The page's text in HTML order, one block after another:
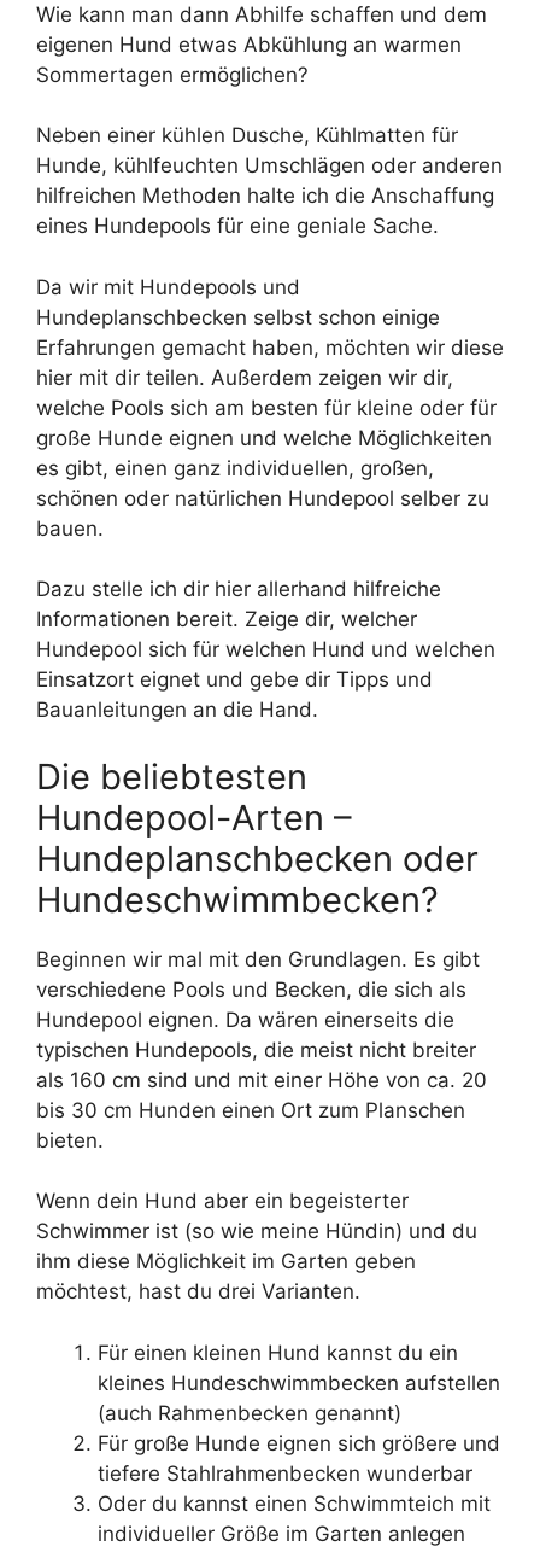
Wie kann man dann Abhilfe schaffen und dem
eigenen Hund etwas Abkühlung an warmen
Sommertagen ermöglichen?
Neben einer kühlen Dusche, Kühlmatten für
Hunde, kühlfeuchten Umschlägen oder anderen
hilfreichen Methoden halte ich die Anschaffung
eines Hundepools für eine geniale Sache.
Da wir mit Hundepools und
Hundeplanschbecken selbst schon einige
Erfahrungen gemacht haben, möchten wir diese
hier mit dir teilen. Außerdem zeigen wir dir,
welche Pools sich am besten für kleine oder für
große Hunde eignen und welche Möglichkeiten
es gibt, einen ganz individuellen, großen,
schönen oder natürlichen Hundepool selber zu
bauen.
Dazu stelle ich dir hier allerhand hilfreiche
Informationen bereit. Zeige dir, welcher
Hundepool sich für welchen Hund und welchen
Einsatzort eignet und gebe dir Tipps und
Bauanleitungen an die Hand.
Die beliebtesten
Hundepool-Arten –
Hundeplanschbecken oder
Hundeschwimmbecken?
Beginnen wir mal mit den Grundlagen. Es gibt
verschiedene Pools und Becken, die sich als
Hundepool eignen. Da wären einerseits die
typischen Hundepools, die meist nicht breiter
als 160 cm sind und mit einer Höhe von ca. 20
bis 30 cm Hunden einen Ort zum Planschen
bieten.
Wenn dein Hund aber ein begeisterter
Schwimmer ist (so wie meine Hündin) und du
ihm diese Möglichkeit im Garten geben
möchtest, hast du drei Varianten.
Für einen kleinen Hund kannst du ein
kleines Hundeschwimmbecken aufstellen
(auch Rahmenbecken genannt)
Für große Hunde eignen sich größere und
tiefere Stahlrahmenbecken wunderbar
Oder du kannst einen Schwimmteich mit
individueller Größe im Garten anlegen